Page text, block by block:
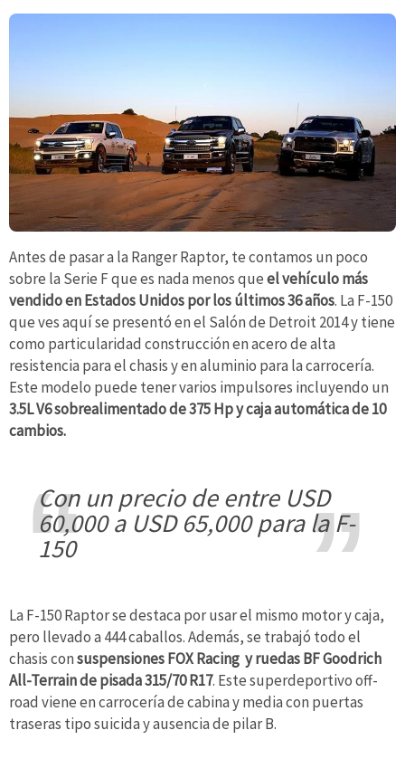
Antes de pasar a la Ranger Raptor, te contamos un poco
sobre la Serie F que es nada menos queel vehículo más
vendido en Estados Unidos por los últimos 36 años. La F-150
que ves aquí se presentó en el Salón de Detroit 2014 y tiene
como particularidad construcción en acero de alta
resistencia para el chasis y en aluminio para la carrocería.
Este modelo puede tener varios impulsores incluyendo un
3.5L V6 sobrealimentado de 375 Hp y caja automática de 10
cambios.
con un precio de entre USD
60,000 a USD 65,000 para la F-
150
La F-150 Raptor se destaca por usar el mismo motor y caja,
pero llevado a 444 caballos. Además, se trabajó todo el
chasis consuspensiones FOX Racing y ruedas BF Goodrich
All-Terrain de pisada 315/70 R17. Este superdeportivo off-
road viene en carrocería de cabina y media con puertas
traseras tipo suicida y ausencia de pilar B.